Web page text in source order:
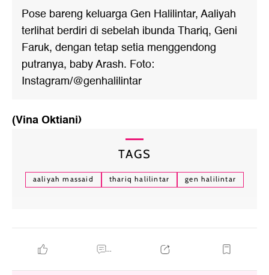
Pose bareng keluarga Gen Halilintar, Aaliyah
terlihat berdiri di sebelah ibunda Thariq, Geni
Faruk, dengan tetap setia menggendong
putranya, baby Arash. Foto:
Instagram/@genhalilintar
(Vina Oktiani)
TAGS
aaliyah massaid thariq halilintar gen halilintar
...